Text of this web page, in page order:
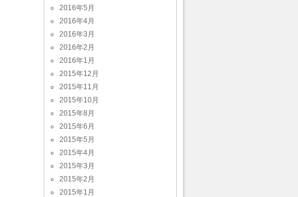
2016年5月
2016年4月
2016年3月
2016年2月
2016年1月
2015年12月
2015年11月
2015年10月
2015年8月
2015年6月
2015年5月
2015年4月
2015年3月
2015年2月
2015年1月